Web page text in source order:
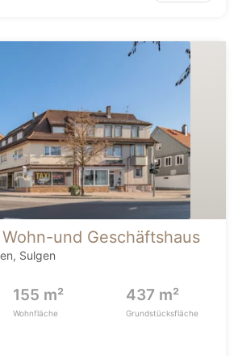
und Geschäftshaus
Sulgen
155 m²
Wohnfläche
437 m²
Grundstücksfläche